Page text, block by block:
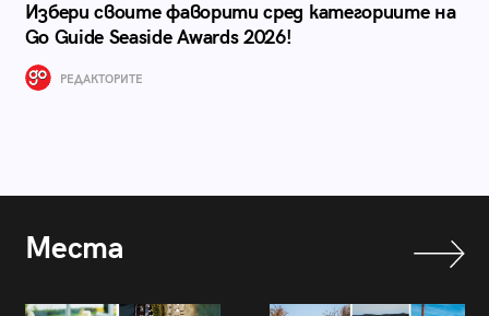
Избери своите фаворити сред категориите на
Go Guide Seaside Awards 2026!
РЕДАКТОРИТЕ
Места